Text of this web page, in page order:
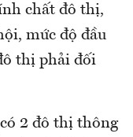
chất đô thị,
mức độ đầu
thị phải đối
2 đô thị thông